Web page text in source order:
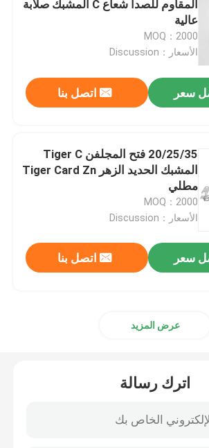
الكهربائي
المقاوم للصدأ شعاع C المشبك صلابة
عالية
MOQ：2000
الأسعار：Discussion
سعر اتصل بنا
20/25/35 فتح المجلفن Tiger C
المشبك الحديد الزهر Tiger Card Zn
مطلي
MOQ：2000
الأسعار：Discussion
سعر اتصل بنا
عرض المزيد
اترك رسالة